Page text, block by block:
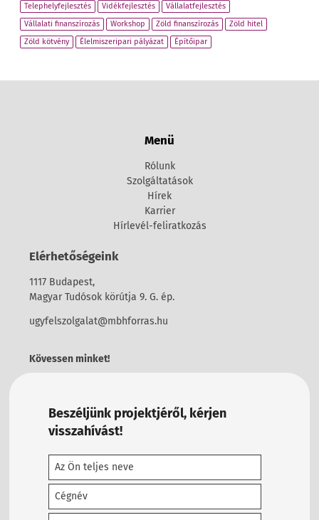
Telephelyfejlesztés
Vidékfejlesztés
Vállalatfejlesztés
Vállalati finanszírozás
Workshop Zöld finanszírozás
Zöld hitel
Zöld kötvény
Élelmiszeripari pályázat Építőipar
Menü
Rólunk
Szolgáltatások
Hírek
Karrier
Hírlevél-feliratkozás
Elérhetőségeink
1117 Budapest,
Magyar Tudósok körútja 9. G. ép.
ugyfelszolgalat@mbhforras.hu
Kövessen minket!
Beszéljünk projektjéről, kérjen
visszahívást!